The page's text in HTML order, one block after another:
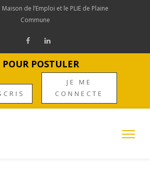
de l’Emploi et le PLIE de Plaine
Commune
POUR POSTULER
JE ME
CONNECTE